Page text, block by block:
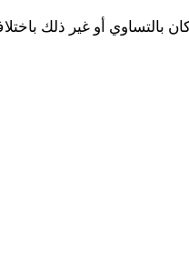
بالتساوي أو غير ذلك